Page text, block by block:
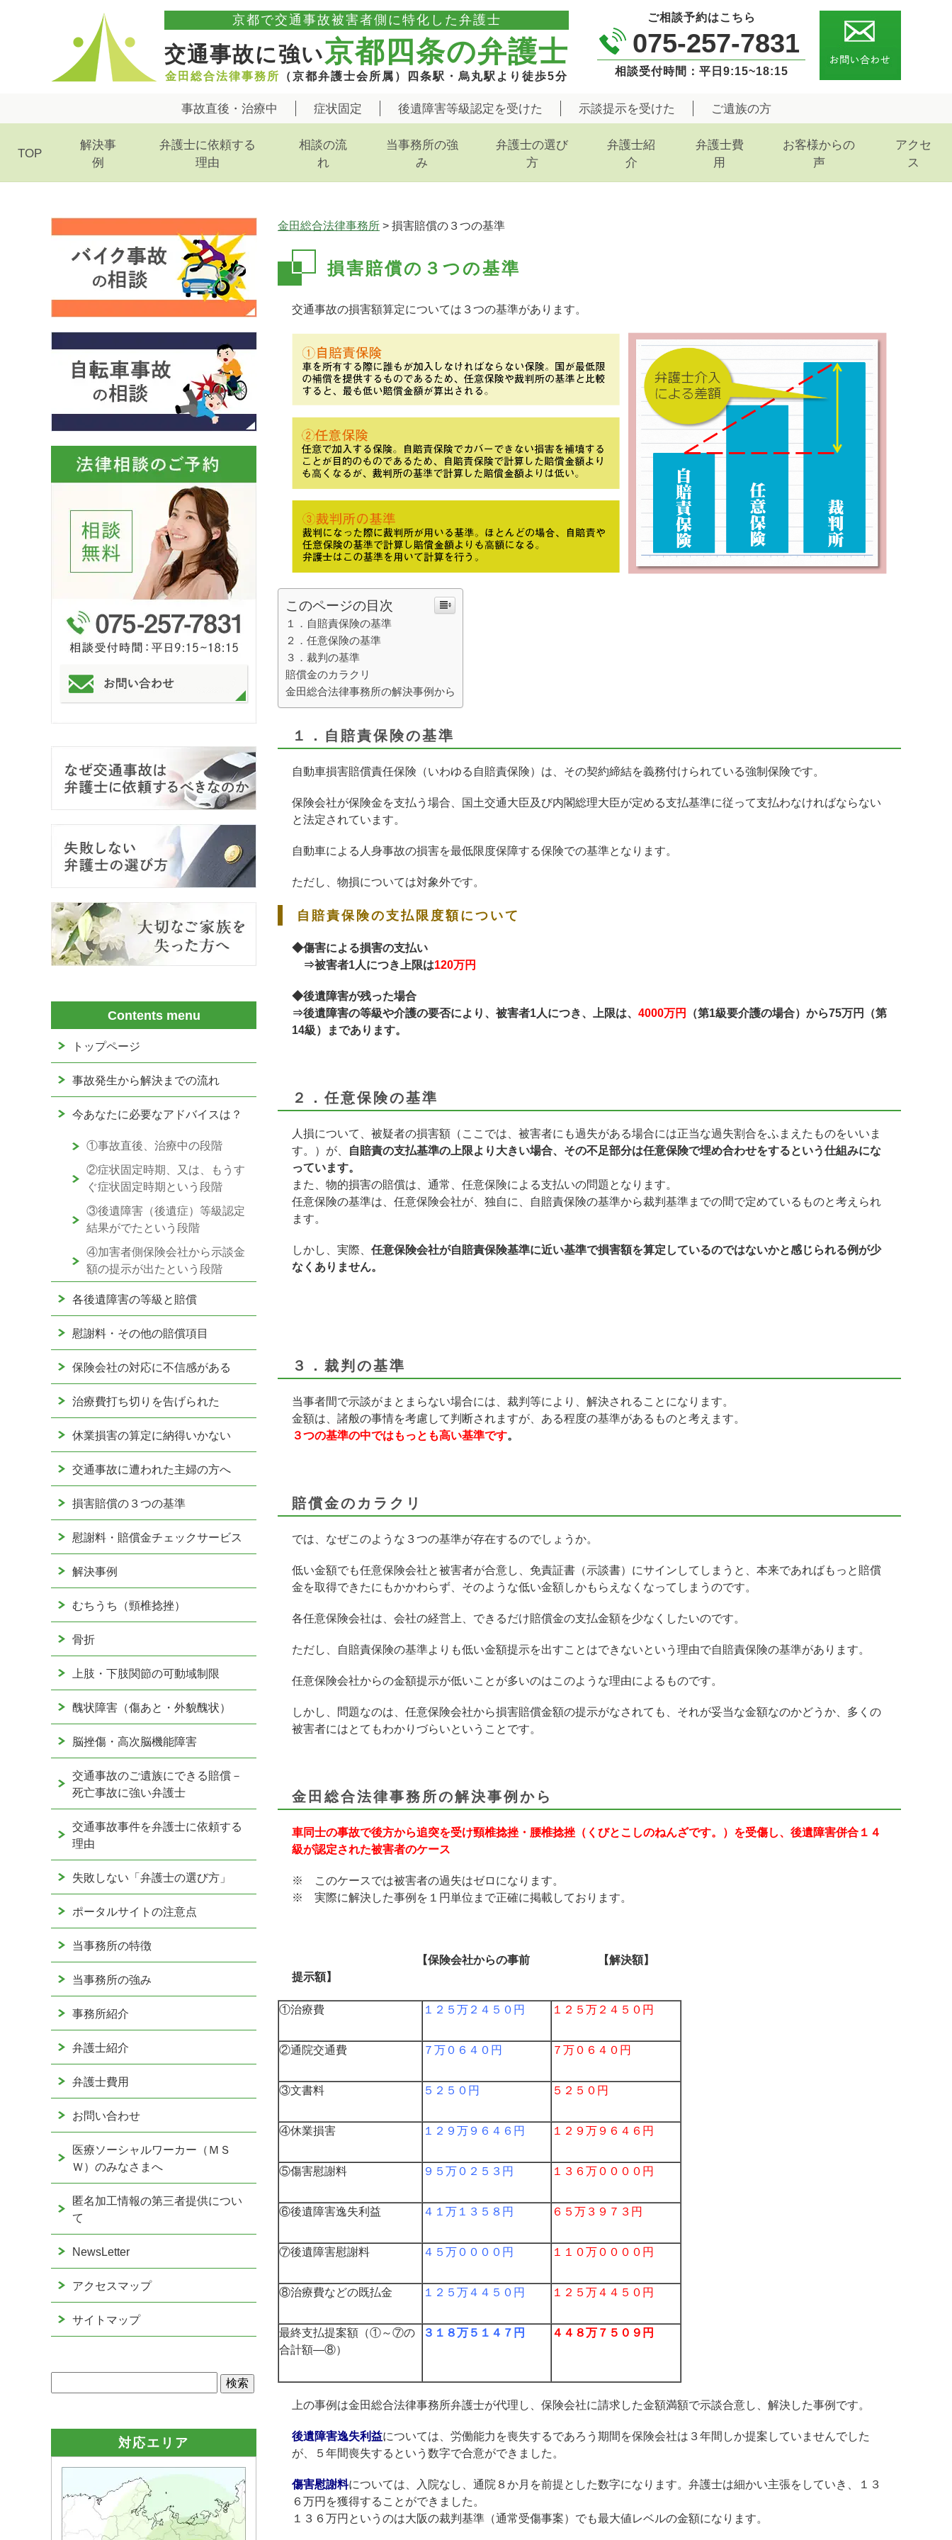
京都で交通事故被害者側に特化した弁護士
交通事故に強い京都四条の弁護士
金田総合法律事務所 （京都弁護士会所属）四条駅・烏丸駅より徒歩5分
ご相談予約はこちら
075-257-7831
相談受付時間：平日9:15~18:15
事故直後・治療中 症状固定 後遺障害等級認定を受けた 示談提示を受けた ご遺族の方
TOP
解決事
例
弁護士に依頼する
理由
相談の流
れ
当事務所の強
み
弁護士の選び
方
弁護士紹
介
弁護士費
用
お客様からの
声
アクセ
ス
金田総合法律事務所 > 損害賠償の３つの基準
損害賠償の３つの基準
交通事故の損害額算定については３つの基準があります。
このページの目次
１．自賠責保険の基準
２．任意保険の基準
３．裁判の基準
賠償金のカラクリ
金田総合法律事務所の解決事例から
１．自賠責保険の基準
自動車損害賠償責任保険（いわゆる自賠責保険）は、その契約締結を義務付けられている強制保険です。
保険会社が保険金を支払う場合、国土交通大臣及び内閣総理大臣が定める支払基準に従って支払わなければならない
と法定されています。
自動車による人身事故の損害を最低限度保障する保険での基準となります。
ただし、物損については対象外です。
自賠責保険の支払限度額について
◆傷害による損害の支払い
⇒被害者1人につき上限は120万円
◆後遺障害が残った場合
⇒後遺障害の等級や介護の要否により、被害者1人につき、上限は、 4000万円
（第1級要介護の場合）から75万円（第
14級）まであります。
２．任意保険の基準
人損について、被疑者の損害額（ここでは、被害者にも過失がある場合には正当な過失割合をふまえたものをいいま
す。）が、
自賠責の支払基準の上限より大きい場合、その不足部分は任意保険で埋め合わせをするという仕組みにな
っています。
また、物的損害の賠償は、通常、任意保険による支払いの問題となります。
任意保険の基準は、任意保険会社が、独自に、自賠責保険の基準から裁判基準までの間で定めているものと考えられ
ます。
しかし、実際、 任意保険会社が自賠責保険基準に近い基準で損害額を算定しているのではないかと感じられる例が少
なくありません。
３．裁判の基準
当事者間で示談がまとまらない場合には、裁判等により、解決されることになります。
金額は、諸般の事情を考慮して判断されますが、ある程度の基準があるものと考えます。
３つの基準の中ではもっとも高い基準です。
賠償金のカラクリ
では、なぜこのような３つの基準が存在するのでしょうか。
低い金額でも任意保険会社と被害者が合意し、免責証書（示談書）にサインしてしまうと、本来であればもっと賠償
金を取得できたにもかかわらず、そのような低い金額しかもらえなくなってしまうのです。
各任意保険会社は、会社の経営上、できるだけ賠償金の支払金額を少なくしたいのです。
ただし、自賠責保険の基準よりも低い金額提示を出すことはできないという理由で自賠責保険の基準があります。
任意保険会社からの金額提示が低いことが多いのはこのような理由によるものです。
しかし、問題なのは、任意保険会社から損害賠償金額の提示がなされても、それが妥当な金額なのかどうか、多くの
被害者にはとてもわかりづらいということです。
金田総合法律事務所の解決事例から
車同士の事故で後方から追突を受け頸椎捻挫・腰椎捻挫（くびとこしのねんざです。）を受傷し、後遺障害併合１４
級が認定された被害者のケース
※ このケースでは被害者の過失はゼロになります。
※ 実際に解決した事例を１円単位まで正確に掲載しております。
【保険会社からの事前 【解決額】
提示額】
①治療費 １２５万２４５０円 １２５万２４５０円
②通院交通費 ７万０６４０円 ７万０６４０円
③文書料 ５２５０円 ５２５０円
④休業損害 １２９万９６４６円 １２９万９６４６円
⑤傷害慰謝料 ９５万０２５３円 １３６万００００円
⑥後遺障害逸失利益 ４１万１３５８円 ６５万３９７３円
⑦後遺障害慰謝料 ４５万００００円 １１０万００００円
⑧治療費などの既払金 １２５万４４５０円 １２５万４４５０円
最終支払提案額（①～⑦の
合計額―⑧）
３１８万５１４７円 ４４８万７５０９円
上の事例は金田総合法律事務所弁護士が代理し、保険会社に請求した金額満額で示談合意し、解決した事例です。
後遺障害逸失利益については、労働能力を喪失するであろう期間を保険会社は３年間しか提案していませんでした
が、５年間喪失するという数字で合意ができました。
傷害慰謝料については、入院なし、通院８か月を前提とした数字になります。弁護士は細かい主張をしていき、１３
６万円を獲得することができました。
１３６万円というのは大阪の裁判基準（通常受傷事案）でも最大値レベルの金額になります。
Contents menu
トップページ
事故発生から解決までの流れ
今あなたに必要なアドバイスは？
①事故直後、治療中の段階
②症状固定時期、又は、もうす
ぐ症状固定時期という段階
③後遺障害（後遺症）等級認定
結果がでたという段階
④加害者側保険会社から示談金
額の提示が出たという段階
各後遺障害の等級と賠償
慰謝料・その他の賠償項目
保険会社の対応に不信感がある
治療費打ち切りを告げられた
休業損害の算定に納得いかない
交通事故に遭われた主婦の方へ
損害賠償の３つの基準
慰謝料・賠償金チェックサービス
解決事例
むちうち（頸椎捻挫）
骨折
上肢・下肢関節の可動域制限
醜状障害（傷あと・外貌醜状）
脳挫傷・高次脳機能障害
交通事故のご遺族にできる賠償－
死亡事故に強い弁護士
交通事故事件を弁護士に依頼する
理由
失敗しない「弁護士の選び方」
ポータルサイトの注意点
当事務所の特徴
当事務所の強み
事務所紹介
弁護士紹介
弁護士費用
お問い合わせ
医療ソーシャルワーカー（ＭＳ
Ｗ）のみなさまへ
匿名加工情報の第三者提供につい
て
NewsLetter
アクセスマップ
サイトマップ
対応エリア